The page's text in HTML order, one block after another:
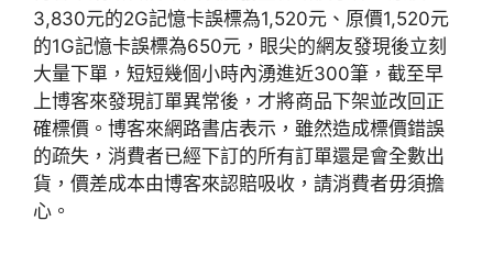
3,830元的2G記憶卡誤標為1,520元、原價1,520元
的1G記憶卡誤標為650元，眼尖的網友發現後立刻
大量下單，短短幾個小時內湧進近300筆，截至早
上博客來發現訂單異常後，才將商品下架並改回正
確標價。博客來網路書店表示，雖然造成標價錯誤
的疏失，消費者已經下訂的所有訂單還是會全數出
貨，價差成本由博客來認賠吸收，請消費者毋須擔
心。